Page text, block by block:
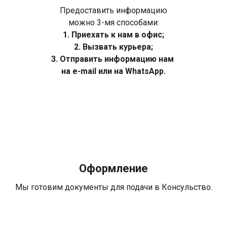
Предоставить информацию
можно 3-мя способами:
1. Приехать к нам в офис;
2. Вызвать курьера;
3. Отправить информацию нам
на e-mail или на WhatsApp.
Оформление
Мы готовим документы для подачи в Консульство.